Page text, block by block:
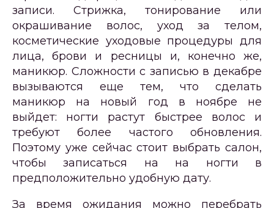
записи. Стрижка, тонирование или
окрашивание волос, уход за телом,
косметические уходовые процедуры для
лица, брови и ресницы и, конечно же,
маникюр. Сложности с записью в декабре
вызываются еще тем, что сделать
маникюр на новый год в ноябре не
выйдет: ногти растут быстрее волос и
требуют более частого обновления.
Поэтому уже сейчас стоит выбрать салон,
чтобы записаться на на ногти в
предположительно удобную дату.
За время ожидания можно перебрать